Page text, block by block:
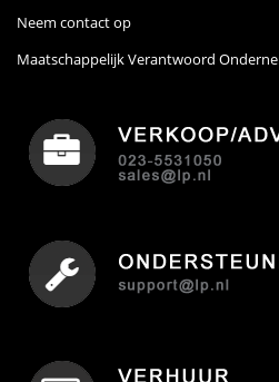
Neem contact op
Maatschappelijk Verantwoord